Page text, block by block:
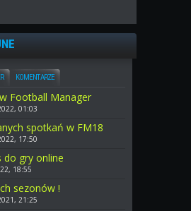
KOMENTARZE
Football Manager
01:03
spotkań w FM18
17:50
do gry online
18:55
sezonów !
21:25